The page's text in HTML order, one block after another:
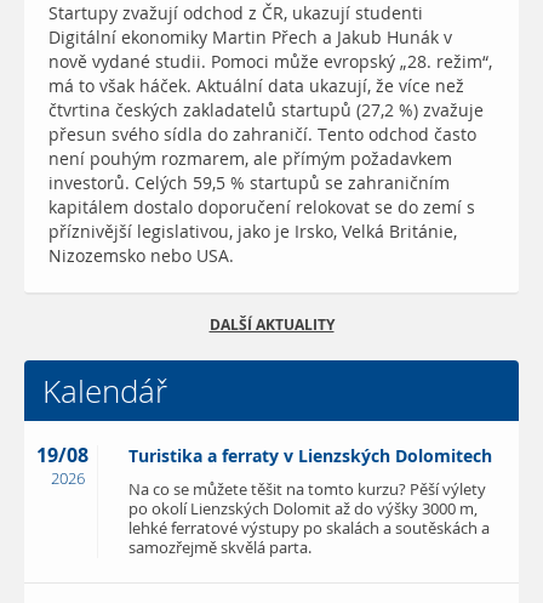
Startupy zvažují odchod z ČR, ukazují studenti
Digitální ekonomiky Martin Přech a Jakub Hunák v
nově vydané studii. Pomoci může evropský „28. režim“,
má to však háček. Aktuální data ukazují, že více než
čtvrtina českých zakladatelů startupů (27,2 %) zvažuje
přesun svého sídla do zahraničí. Tento odchod často
není pouhým rozmarem, ale přímým požadavkem
investorů. Celých 59,5 % startupů se zahraničním
kapitálem dostalo doporučení relokovat se do zemí s
příznivější legislativou, jako je Irsko, Velká Británie,
Nizozemsko nebo USA.
DALŠÍ AKTUALITY
Kalendář
19/08
2026
Turistika a ferraty v Lienzských Dolomitech
Na co se můžete těšit na tomto kurzu? Pěší výlety
po okolí Lienzských Dolomit až do výšky 3000 m,
lehké ferratové výstupy po skalách a soutěskách a
samozřejmě skvělá parta.